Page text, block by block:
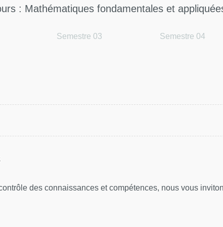
: Mathématiques fondamentales et
Semestre 03 Semestre 04
des connaissances et compétences, nous vous